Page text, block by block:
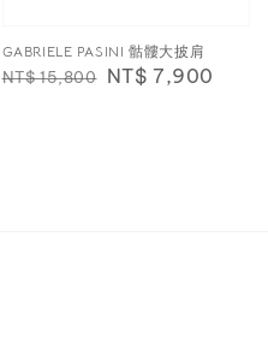
GABRIELE PASINI 骷髏大披肩
Regular
NT$ 15,800 Sale
NT$ 7,900